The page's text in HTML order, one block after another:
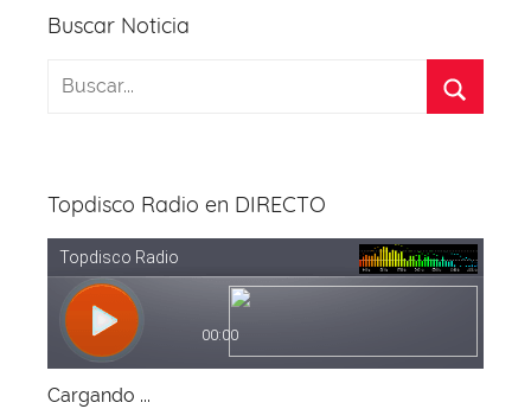
Buscar Noticia
Topdisco Radio en DIRECTO
Cargando ...